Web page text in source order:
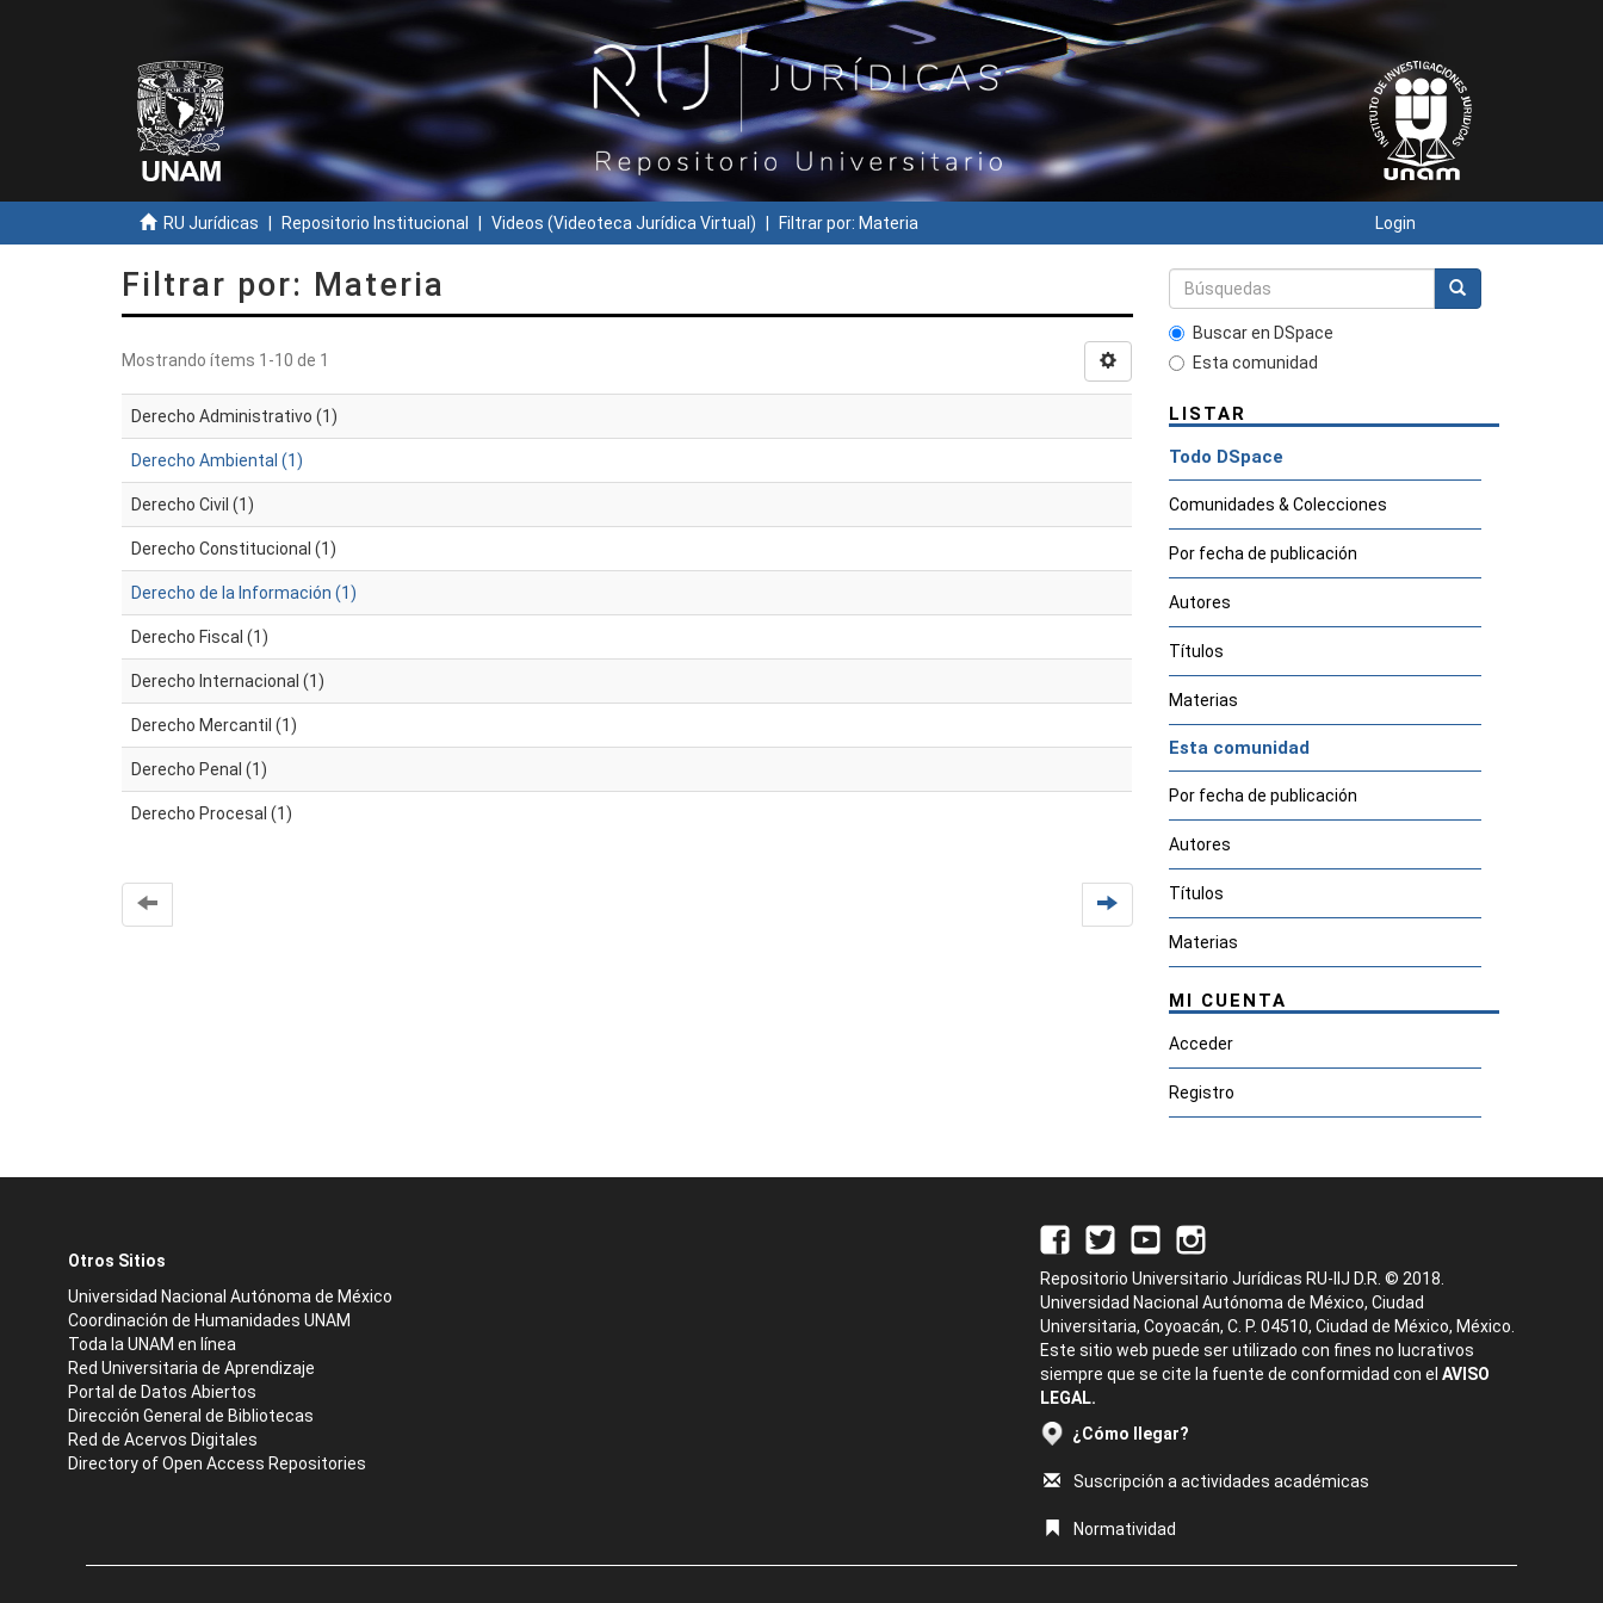
RU Jurídicas Repositorio Institucional Videos (Videoteca Jurídica Virtual) Filtrar por: Materia Login
Filtrar por: Materia
Mostrando ítems 1-10 de 1
Derecho Administrativo (1)
Derecho Ambiental (1)
Derecho Civil (1)
Derecho Constitucional (1)
Derecho de la Información (1)
Derecho Fiscal (1)
Derecho Internacional (1)
Derecho Mercantil (1)
Derecho Penal (1)
Derecho Procesal (1)
Buscar en DSpace
Esta comunidad
LISTAR
Todo DSpace
Comunidades & Colecciones
Por fecha de publicación
Autores
Títulos
Materias
Esta comunidad
Por fecha de publicación
Autores
Títulos
Materias
MI CUENTA
Acceder
Registro
Otros Sitios
Universidad Nacional Autónoma de México
Coordinación de Humanidades UNAM
Toda la UNAM en línea
Red Universitaria de Aprendizaje
Portal de Datos Abiertos
Dirección General de Bibliotecas
Red de Acervos Digitales
Directory of Open Access Repositories
Repositorio Universitario Jurídicas RU-IIJ D.R. © 2018.
Universidad Nacional Autónoma de México, Ciudad
Universitaria, Coyoacán, C. P. 04510, Ciudad de México, México.
Este sitio web puede ser utilizado con fines no lucrativos
siempre que se cite la fuente de conformidad con el AVISO
LEGAL.
¿Cómo llegar?
Suscripción a actividades académicas
Normatividad